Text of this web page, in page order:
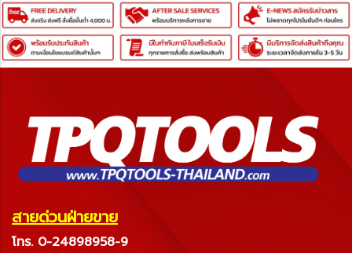
สายด่วนฝ่ายขาย
โทร. 0-24898958-9